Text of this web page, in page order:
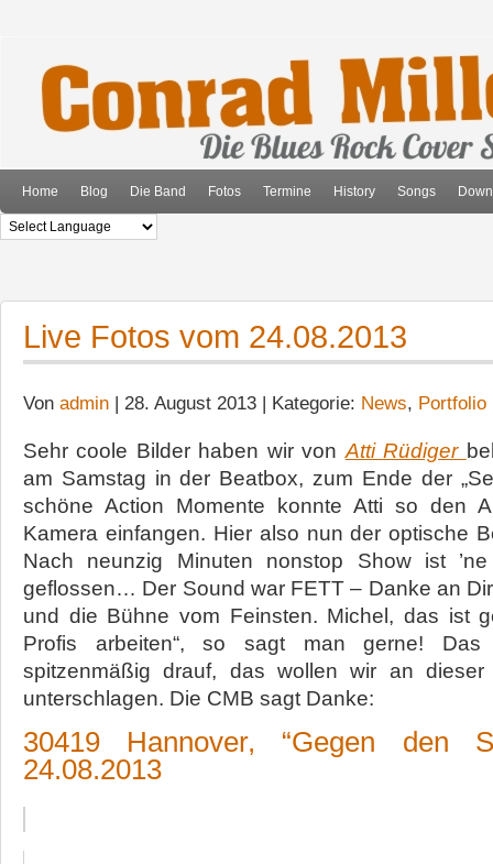
Home Blog Die Band Fotos Termine History Songs
Live Fotos vom 24.08.2013
Von admin | 28. August 2013 | Kategorie: News, Portfolio
Sehr coole Bilder haben wir von Atti Rüdiger
am Samstag in der Beatbox, zum Ende der
schöne Action Momente konnte Atti so den
Kamera einfangen. Hier also nun der optische
Nach neunzig Minuten nonstop Show ist
geflossen… Der Sound war FETT – Danke an
und die Bühne vom Feinsten. Michel, das ist
Profis arbeiten“, so sagt man gerne!
spitzenmäßig drauf, das wollen wir an
unterschlagen. Die CMB sagt Danke:
30419 Hannover, “Gegen den
24.08.2013